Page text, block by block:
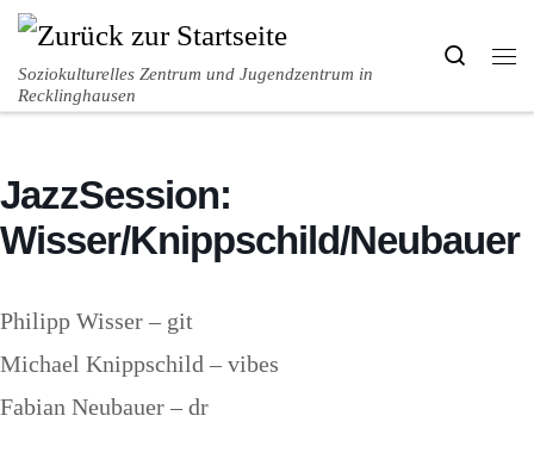
Zum Inhalt springen
Soziokulturelles Zentrum und Jugendzentrum in
Recklinghausen
Search
JazzSession:
Wisser/Knippschild/Neubauer
Philipp Wisser – git
Michael Knippschild – vibes
Fabian Neubauer – dr